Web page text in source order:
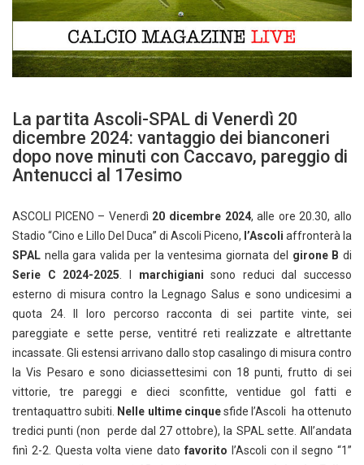
La partita Ascoli-SPAL di Venerdì 20
dicembre 2024: vantaggio dei bianconeri
dopo nove minuti con Caccavo, pareggio di
Antenucci al 17esimo
ASCOLI PICENO – Venerdì 20 dicembre 2024, alle ore 20.30, allo
Stadio “Cino e Lillo Del Duca” di Ascoli Piceno, l’Ascoli affronterà la
SPAL nella gara valida per la ventesima giornata del girone B di
Serie C 2024-2025. I marchigianisono reduci dal successo
esterno di misura contro la Legnago Salus e sono undicesimi a
quota 24. Il loro percorso racconta di sei partite vinte, sei
pareggiate e sette perse, ventitré reti realizzate e altrettante
incassate. Gli estensi arrivano dallo stop casalingo di misura contro
la Vis Pesaro e sono diciassettesimi con 18 punti, frutto di sei
vittorie, tre pareggi e dieci sconfitte, ventidue gol fatti e
trentaquattro subiti. Nelle ultime cinquesfide l’Ascoli ha ottenuto
tredici punti (non perde dal 27 ottobre), la SPAL sette. All’andata
finì 2-2. Questa volta viene dato favorito l’Ascoli con il segno “1”